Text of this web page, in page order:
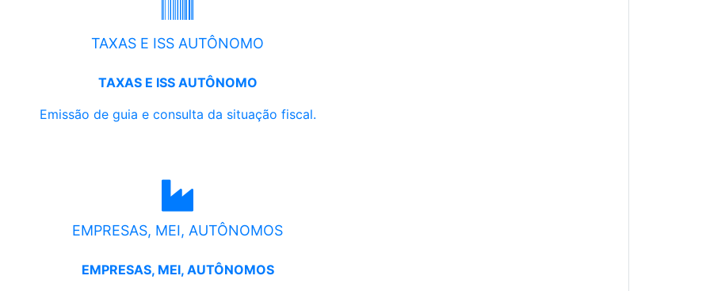
TAXAS E ISS AUTÔNOMO
TAXAS E ISS AUTÔNOMO
Emissão de guia e consulta da situação fiscal.
EMPRESAS, MEI, AUTÔNOMOS
EMPRESAS, MEI, AUTÔNOMOS